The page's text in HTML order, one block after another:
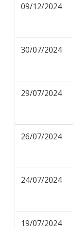
09/12/2024
30/07/2024
29/07/2024
26/07/2024
24/07/2024
19/07/2024